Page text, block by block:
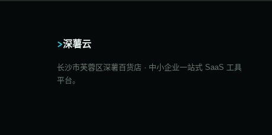
>深薯云
长沙市芙蓉区深薯百货店 · 中小企业一站式 SaaS 工具
平台。